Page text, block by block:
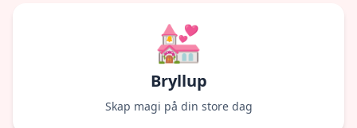
💒
Bryllup
Skap magi på din store dag